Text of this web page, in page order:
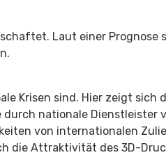
Laut einer Prognose
Krisen sind. Hier zeigt sich
durch nationale Dienstleister
von internationalen
die Attraktivität des 3D-